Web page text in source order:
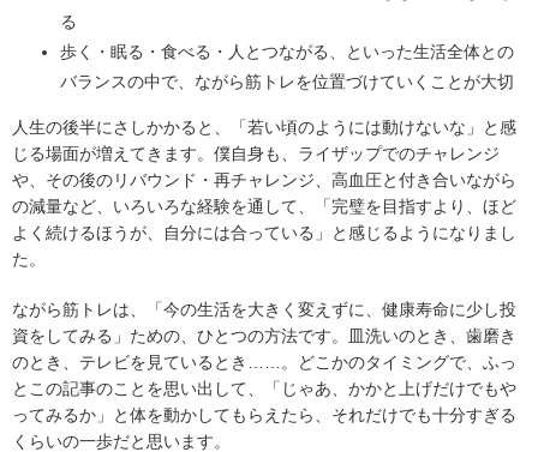
る
歩く・眠る・食べる・人とつながる、といった生活全体との
バランスの中で、ながら筋トレを位置づけていくことが大切
人生の後半にさしかかると、「若い頃のようには動けないな」と感
じる場面が増えてきます。僕自身も、ライザップでのチャレンジ
や、その後のリバウンド・再チャレンジ、高血圧と付き合いながら
の減量など、いろいろな経験を通して、「完璧を目指すより、ほど
よく続けるほうが、自分には合っている」と感じるようになりまし
た。
ながら筋トレは、「今の生活を大きく変えずに、健康寿命に少し投
資をしてみる」ための、ひとつの方法です。皿洗いのとき、歯磨き
のとき、テレビを見ているとき……。どこかのタイミングで、ふっ
とこの記事のことを思い出して、「じゃあ、かかと上げだけでもや
ってみるか」と体を動かしてもらえたら、それだけでも十分すぎる
くらいの一歩だと思います。